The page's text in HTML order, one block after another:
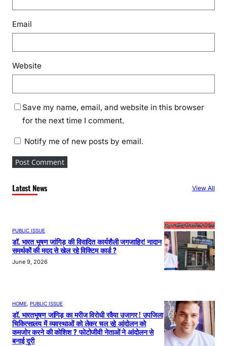
Email
Website
Save my name, email, and website in this browser
for the next time I comment.
Notify me of new posts by email.
Latest News View All
PUBLIC ISSUE
डॉ. भारत भूषण जांगिड़ की विवादित कार्यशैली जगजाहिर! नादान
समर्थकों की मदद से खेल रहे विक्टिम कार्ड ?
June 9, 2026
HOME PUBLIC ISSUE
डॉ. भारतभूषण जांगिड़ का मरीज विरोधी रवैया उजागर ! उपजिला
चिकित्सालय में व्यवस्थाओं को लेकर चल रहे आंदोलन को
कमजोर करने की कोशिश ? फोटोजीवी नेताओं ने आंदोलन से
बनाई दूरी